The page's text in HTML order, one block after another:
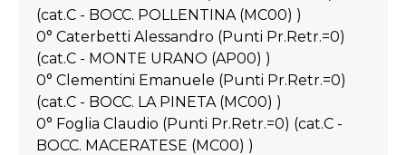
(cat.C - BOCC. POLLENTINA (MC00) )
0° Caterbetti Alessandro (Punti Pr.Retr.=0)
(cat.C - MONTE URANO (AP00) )
0° Clementini Emanuele (Punti Pr.Retr.=0)
(cat.C - BOCC. LA PINETA (MC00) )
0° Foglia Claudio (Punti Pr.Retr.=0) (cat.C -
BOCC. MACERATESE (MC00) )